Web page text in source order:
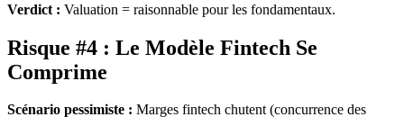
Verdict : Valuation = raisonnable pour les fondamentaux.
Risque #4 : Le Modèle Fintech Se
Comprime
Scénario pessimiste : Marges fintech chutent (concurrence des